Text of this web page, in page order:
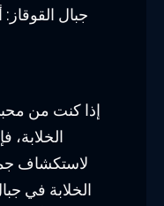
إذا كنت من
الخلابة،
لاستكشاف
الخلابة في